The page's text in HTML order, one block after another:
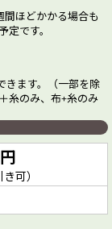
間ほどかかる場合も
定です。
きます。（一部を除
糸のみ、布+糸のみ
可）